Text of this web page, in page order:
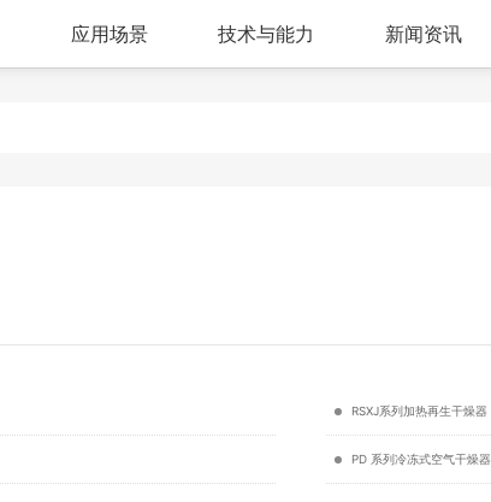
应用场景 技术与能力 新闻资讯
RSXJ系列加热再生干燥器
PD 系列冷冻式空气干燥器